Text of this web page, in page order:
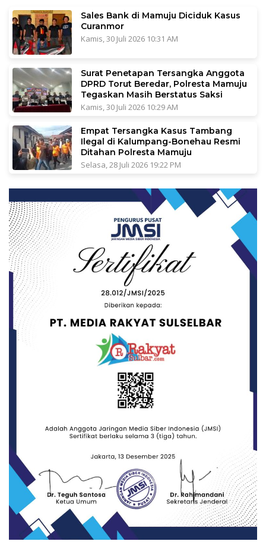
Sales Bank di Mamuju Diciduk Kasus
Curanmor
Kamis, 30 Juli 2026 10:31 AM
Surat Penetapan Tersangka Anggota
DPRD Torut Beredar, Polresta Mamuju
Tegaskan Masih Berstatus Saksi
Kamis, 30 Juli 2026 10:29 AM
Empat Tersangka Kasus Tambang
Ilegal di Kalumpang-Bonehau Resmi
Ditahan Polresta Mamuju
Selasa, 28 Juli 2026 19:22 PM